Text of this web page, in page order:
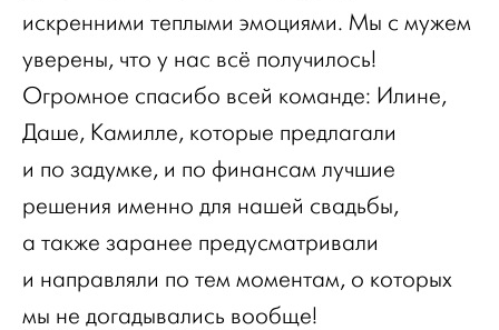
искренними теплыми эмоциями. Мы с мужем
уверены, что у нас всё получилось!
Огромное спасибо всей команде: Илине,
Даше, Камилле, которые предлагали
и по задумке, и по финансам лучшие
решения именно для нашей свадьбы,
а также заранее предусматривали
и направляли по тем моментам, о которых
мы не догадывались вообще!